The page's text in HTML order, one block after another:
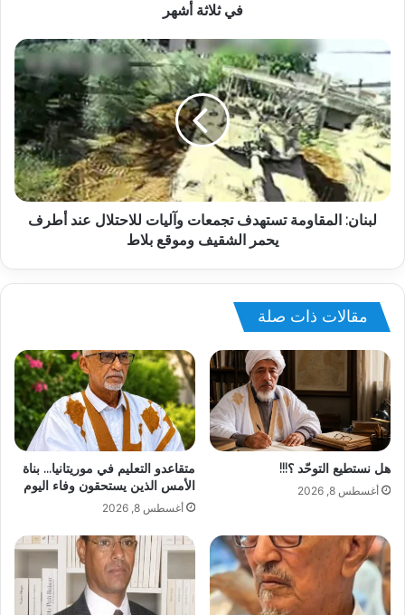
في ثلاثة أشهر
لبنان: المقاومة تستهدف تجمعات وآليات للاحتلال عند أطرف
يحمر الشقيف وموقع بلاط
مقالات ذات صلة
هل نستطيع التوحّد ؟!!!
أغسطس 8, 2026
متقاعدو التعليم في موريتانيا… بناة
الأمس الذين يستحقون وفاء اليوم
أغسطس 8, 2026